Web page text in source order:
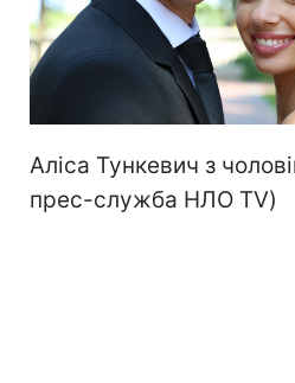
Аліса Тункевич з
прес-служба НЛО TV)